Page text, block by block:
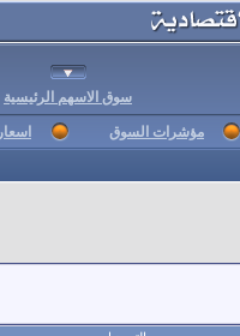
سوق الاسهم الرئيسية
مؤشرات السوق